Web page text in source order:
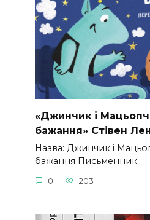
«Джинчик і
бажання» Стівен
Назва: Джинчик і
бажання Письменник
0 203